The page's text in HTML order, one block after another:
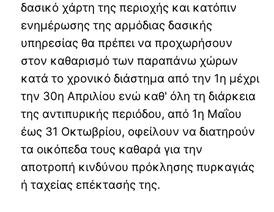
δασικό χάρτη της περιοχής και κατόπιν
ενημέρωσης της αρμόδιας δασικής
υπηρεσίας θα πρέπει να προχωρήσουν
στον καθαρισμό των παραπάνω χώρων
κατά το χρονικό διάστημα από την 1η μέχρι
την 30η Απριλίου ενώ καθ' όλη τη διάρκεια
της αντιπυρικής περιόδου, από 1η Μαΐου
έως 31 Οκτωβρίου, οφείλουν να διατηρούν
τα οικόπεδα τους καθαρά για την
αποτροπή κινδύνου πρόκλησης πυρκαγιάς
ή ταχείας επέκτασής της.